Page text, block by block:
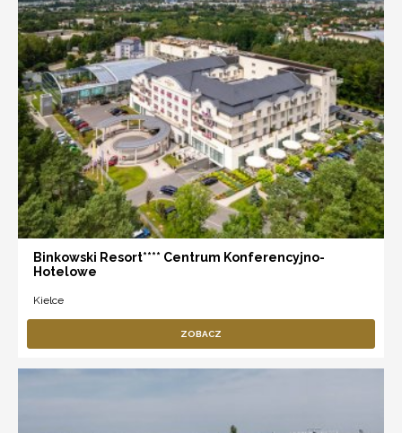
Binkowski Resort**** Centrum Konferencyjno-
Hotelowe
Kielce
ZOBACZ